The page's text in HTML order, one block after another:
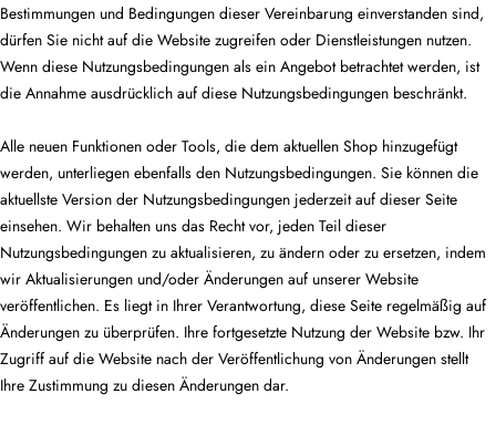
Bestimmungen und Bedingungen dieser Vereinbarung einverstanden sind,
dürfen Sie nicht auf die Website zugreifen oder Dienstleistungen nutzen.
Wenn diese Nutzungsbedingungen als ein Angebot betrachtet werden, ist
die Annahme ausdrücklich auf diese Nutzungsbedingungen beschränkt.
Alle neuen Funktionen oder Tools, die dem aktuellen Shop hinzugefügt
werden, unterliegen ebenfalls den Nutzungsbedingungen. Sie können die
aktuellste Version der Nutzungsbedingungen jederzeit auf dieser Seite
einsehen. Wir behalten uns das Recht vor, jeden Teil dieser
Nutzungsbedingungen zu aktualisieren, zu ändern oder zu ersetzen, indem
wir Aktualisierungen und/oder Änderungen auf unserer Website
veröffentlichen. Es liegt in Ihrer Verantwortung, diese Seite regelmäßig auf
Änderungen zu überprüfen. Ihre fortgesetzte Nutzung der Website bzw. Ihr
Zugriff auf die Website nach der Veröffentlichung von Änderungen stellt
Ihre Zustimmung zu diesen Änderungen dar.